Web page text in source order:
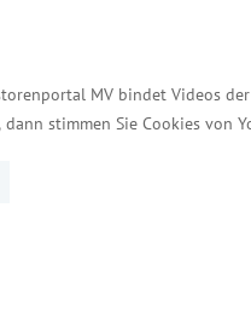
MV bindet Videos
dann stimmen Sie Cookies von
personell
für den Ausbau
auf der
wurden die